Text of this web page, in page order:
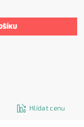
Hlídat cenu